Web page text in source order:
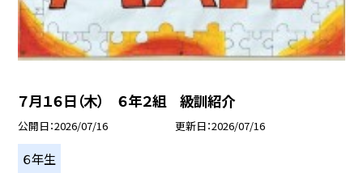
７月１６日（木） ６年２組 級訓紹介
公開日 2026/07/16 更新日 2026/07/16
６年生